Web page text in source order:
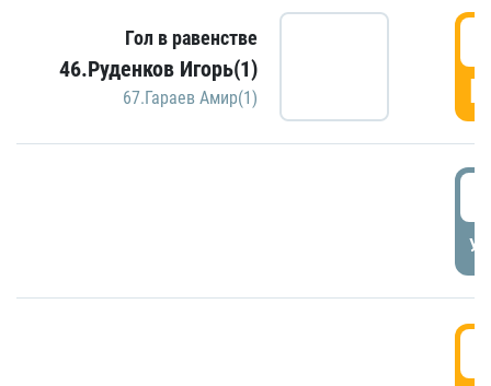
Гол в равенстве
46.Руденков Игорь(1)
67.Гараев Амир(1)